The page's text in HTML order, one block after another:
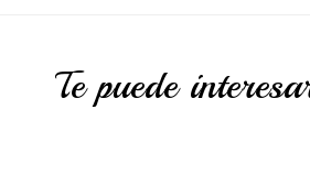
Te puede